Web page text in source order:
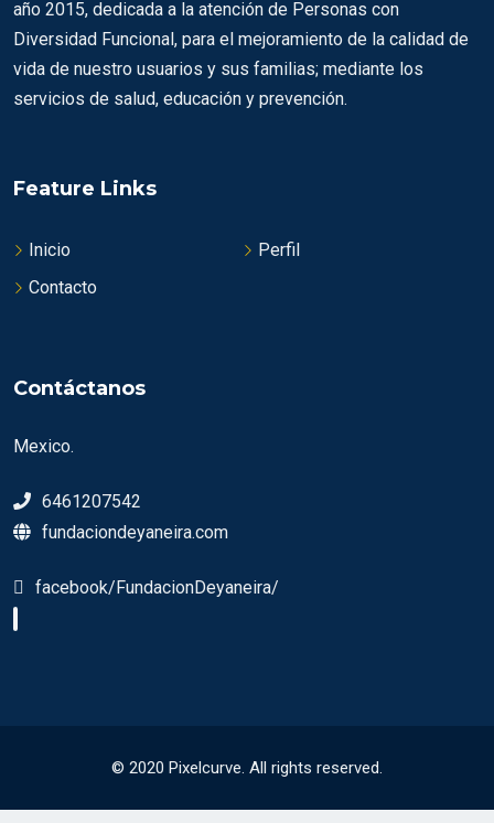
año 2015, dedicada a la atención de Personas con
Diversidad Funcional, para el mejoramiento de la calidad de
vida de nuestro usuarios y sus familias; mediante los
servicios de salud, educación y prevención.
Feature Links
Inicio
Perfil
Contacto
Contáctanos
Mexico.
6461207542
fundaciondeyaneira.com
facebook/FundacionDeyaneira/
© 2020 Pixelcurve. All rights reserved.